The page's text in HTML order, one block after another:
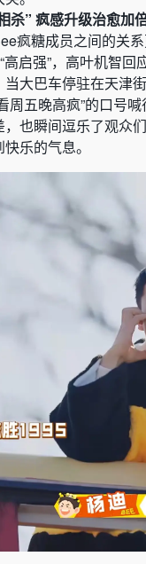
杀” 疯感升级治愈加
疯糖成员之间的关
高启强”，高叶机智
大巴车停驻在天津
周五晚高疯”的口号
也瞬间逗乐了观众
乐的气息。